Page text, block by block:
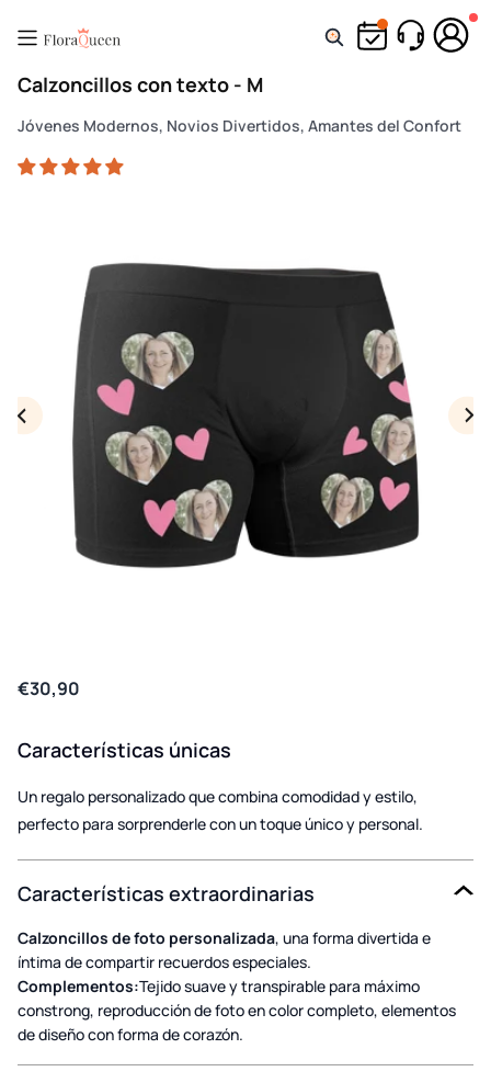
directamente
contenido
Calzoncillos con texto - M
Jóvenes Modernos, Novios Divertidos, Amantes del Confort
€30,90
Características únicas
Un regalo personalizado que combina comodidad y estilo,
perfecto para sorprenderle con un toque único y personal.
Características extraordinarias
Calzoncillos de foto personalizada, una forma divertida e
íntima de compartir recuerdos especiales.
Complementos:Tejido suave y transpirable para máximo
constrong, reproducción de foto en color completo, elementos
de diseño con forma de corazón.